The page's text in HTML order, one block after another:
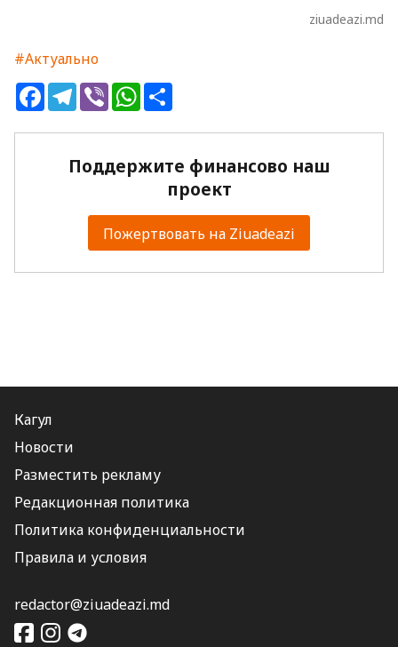
ziuadeazi.md
#Актуально
FacebookTelegram
ViberWhatsApp
Поддержите финансово наш
проект
Пожертвовать на Ziuadeazi
Кагул
Новости
Разместить рекламу
Редакционная политика
Политика конфиденциальности
Правила и условия
redactor@ziuadeazi.md